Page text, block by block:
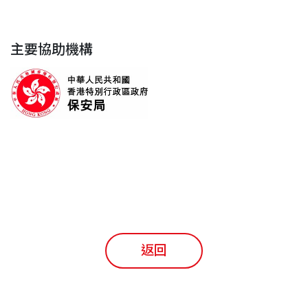
主要協助機構
返回